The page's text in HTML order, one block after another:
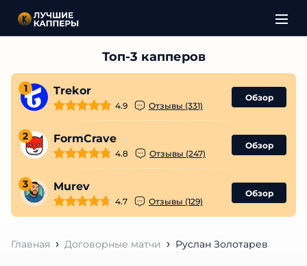
1 Trekor
4.9 Отзывы (331)
Обзор
2 FormCrave
4.8 Отзывы (247)
Обзор
3 Murev
4.7 Отзывы (129)
Обзор
Главная Договорные матчи Руслан Золотарев